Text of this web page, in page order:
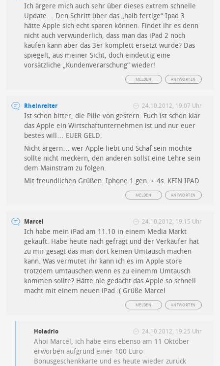
Ich ärgere mich auch sehr über dieses extrem schnelle
Update… Den Schritt über das „halb fertige“ Ipad 3
hätte Apple sich echt sparen können. Findet ihr es denn
nicht auch verwunderlich, dass man das iPad 2 noch
kaufen kann aber das 3er komplett ersetzt wurde? Das
spiegelt, aus meiner Sicht, doch eindeutig eine
vorsätzliche „Kundenverarschung“ wieder!
ANTWORTEN
MELDEN
Rheinreiter 24.10.2012, 19:07 Uhr
Ist schon bitter, die Pille von gestern. Euch ist schon klar
das Apple ein Wirtschaftunternehmen ist und nur euer
bestes will… EUER GELD.
Nicht ärgern… wer Apple liebt und Schaf sein möchte
sollte nicht meckern, den anderen sollst eine Lehre sein
dem Mainstram zu folgen.
Mit freundlichen Grüßen: Iphone 1 gen. + 4s. KEIN IPAD
ANTWORTEN
MELDEN
Marcel 24.10.2012, 19:15 Uhr
Ich habe mein iPad am 11.10 in einem Media Markt
gekauft. Habe heute nach gefragt und der Verkäufer hat
zu mir gesagt das man dort keinen Umtausch machen
kann. Was vermutet ihr kann ich es im Apple store
trotzdem umtauschen wenn es zu einemm Umtausch
kommen sollte? Hätte nie gedacht das Apple so schnell
macht mit einem neuen iPad :( Grüße Marcel
ANTWORTEN
MELDEN
Holadrio 24.10.2012, 19:25 Uhr
Ahoi Marcel, ich habe eins ebenso am 11 Oktober
erworben aufgrund einer 100 Euro
Bonusgeschenkkarte und es heute wieder zurück